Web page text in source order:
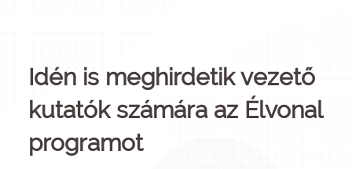
Idén is meghirdetik vezető
kutatók számára az Élvonal
programot